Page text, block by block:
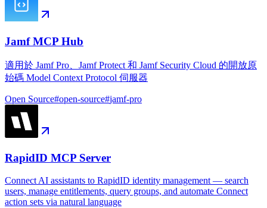
Jamf MCP Hub
適用於 Jamf Pro、Jamf Protect 和 Jamf Security Cloud 的開放原
始碼 Model Context Protocol 伺服器
Open Source#open-source#jamf-pro
RapidID MCP Server
Connect AI assistants to RapidID identity management — search
users, manage entitlements, query groups, and automate Connect
action sets via natural language